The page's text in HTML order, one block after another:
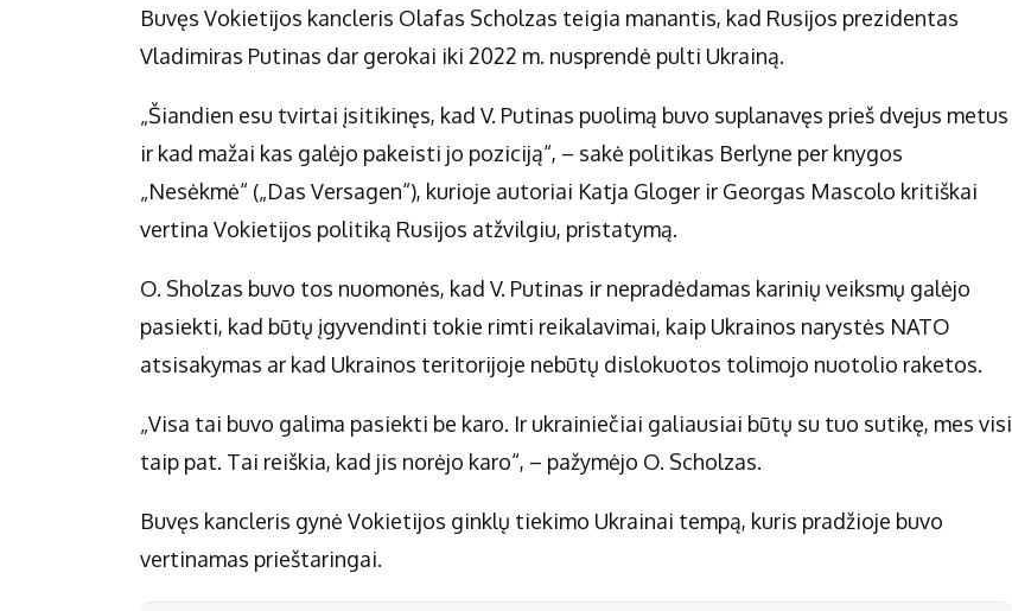
Buvęs Vokietijos kancleris Olafas Scholzas teigia manantis, kad Rusijos prezidentas
Vladimiras Putinas dar gerokai iki 2022 m. nusprendė pulti Ukrainą.
„Šiandien esu tvirtai įsitikinęs, kad V. Putinas puolimą buvo suplanavęs prieš dvejus metus
ir kad mažai kas galėjo pakeisti jo poziciją“, – sakė politikas Berlyne per knygos
„Nesėkmė“ („Das Versagen“), kurioje autoriai Katja Gloger ir Georgas Mascolo kritiškai
vertina Vokietijos politiką Rusijos atžvilgiu, pristatymą.
O. Sholzas buvo tos nuomonės, kad V. Putinas ir nepradėdamas karinių veiksmų galėjo
pasiekti, kad būtų įgyvendinti tokie rimti reikalavimai, kaip Ukrainos narystės NATO
atsisakymas ar kad Ukrainos teritorijoje nebūtų dislokuotos tolimojo nuotolio raketos.
„Visa tai buvo galima pasiekti be karo. Ir ukrainiečiai galiausiai būtų su tuo sutikę, mes visi
taip pat. Tai reiškia, kad jis norėjo karo“, – pažymėjo O. Scholzas.
Buvęs kancleris gynė Vokietijos ginklų tiekimo Ukrainai tempą, kuris pradžioje buvo
vertinamas prieštaringai.